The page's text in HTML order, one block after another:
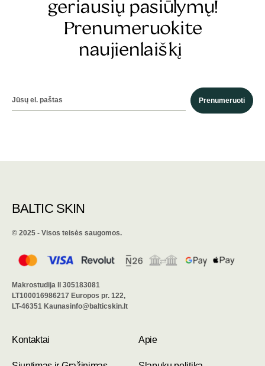
geriausių pasiūlymų!
Prenumeruokite
naujienlaiškį
Prenumeruoti
BALTIC SKIN
©️ 2025 - Visos teisės saugomos.
Kontaktai Apie
Makrostudija II 305183081
LT100016986217 Europos pr. 122,
LT-46351 Kaunasinfo@balticskin.lt